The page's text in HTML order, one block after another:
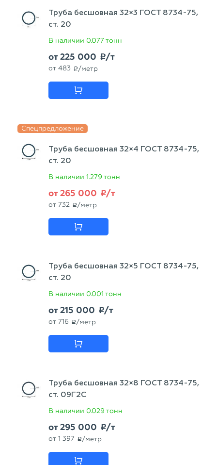
Труба бесшовная 32×3 ГОСТ 8734-75,
ст. 20
В наличии 0.077 тонн
от225 000 p/т
от 483 p /метр
Спецпредложение
Труба бесшовная 32×4 ГОСТ 8734-75,
ст. 20
В наличии 1.279 тонн
от265 000 p/т
от 732 p /метр
Труба бесшовная 32×5 ГОСТ 8734-75,
ст. 20
В наличии 0.001 тонн
от215 000 p/т
от 716 p /метр
Труба бесшовная 32×8 ГОСТ 8734-75,
ст. 09Г2С
В наличии 0.029 тонн
от295 000 p/т
от 1 397 p /метр